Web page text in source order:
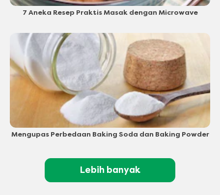
7 Aneka Resep Praktis Masak dengan Microwave
Mengupas Perbedaan Baking Soda dan Baking Powder
Lebih banyak